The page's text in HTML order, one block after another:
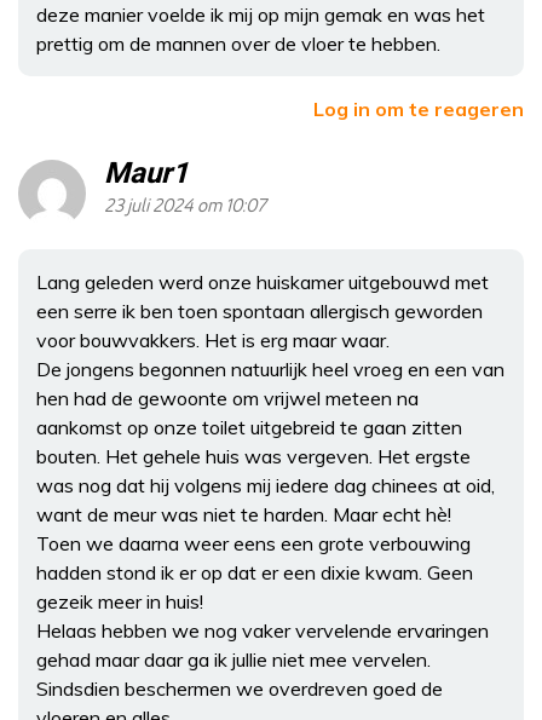
deze manier voelde ik mij op mijn gemak en was het
prettig om de mannen over de vloer te hebben.
Log in om te reageren
Maur1
23 juli 2024 om 10:07
Lang geleden werd onze huiskamer uitgebouwd met
een serre ik ben toen spontaan allergisch geworden
voor bouwvakkers. Het is erg maar waar.
De jongens begonnen natuurlijk heel vroeg en een van
hen had de gewoonte om vrijwel meteen na
aankomst op onze toilet uitgebreid te gaan zitten
bouten. Het gehele huis was vergeven. Het ergste
was nog dat hij volgens mij iedere dag chinees at oid,
want de meur was niet te harden. Maar echt hè!
Toen we daarna weer eens een grote verbouwing
hadden stond ik er op dat er een dixie kwam. Geen
gezeik meer in huis!
Helaas hebben we nog vaker vervelende ervaringen
gehad maar daar ga ik jullie niet mee vervelen.
Sindsdien beschermen we overdreven goed de